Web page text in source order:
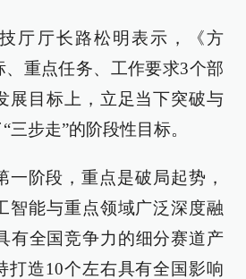
厅厅长路松明表示，《方
重点任务、工作要求3个部
展目标上，立足当下突破与
三步走”的阶段性目标。
一阶段，重点是破局起势，
智能与重点领域广泛深度融
有全国竞争力的细分赛道产
打造10个左右具有全国影响